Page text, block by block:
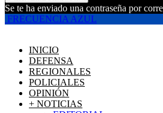
Se te ha enviado una contraseña por
FRECUENCIA AZUL
INICIO
DEFENSA
REGIONALES
POLICIALES
OPINIÓN
+ NOTICIAS